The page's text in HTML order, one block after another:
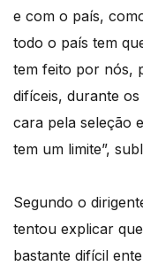
e com o país,
todo o país tem
tem feito por nós,
difíceis, durante
cara pela seleção
tem um limite”,
Segundo o
tentou explicar
bastante difícil